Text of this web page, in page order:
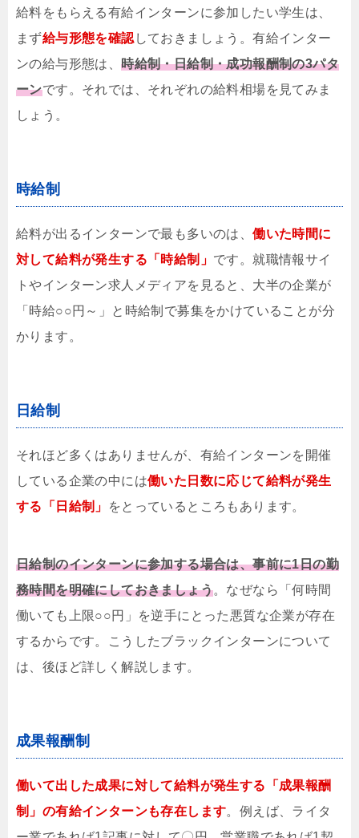
給料をもらえる有給インターンに参加したい学生は、
まず給与形態を確認 しておきましょう。有給インター
ンの給与形態は、時給制・日給制・成功報酬制の3パタ
ーンです。それでは、それぞれの給料相場を見てみま
しょう。
時給制
給料が出るインターンで最も多いのは、働いた時間に
対して給料が発生する 「時給制」 です。就職情報サイ
トやインターン求人メディアを見ると、大半の企業が
「時給○○円～」と時給制で募集をかけていることが分
かります。
日給制
それほど多くはありませんが、有給インターンを開催
している企業の中には働いた日数に応じて給料が発生
する
「日給制」 をとっているところもあります。
日給制のインターンに参加する場合は、事前に1日の勤
務時間を明確にしておきましょう。なぜなら「何時間
働いても上限○○円」を逆手にとった悪質な企業が存在
するからです。こうしたブラックインターンについて
は、後ほど詳しく解説します。
成果報酬制
働いて出した成果に対して給料が発生する 「成果報酬
制」 の有給インターンも存在します。例えば、ライタ